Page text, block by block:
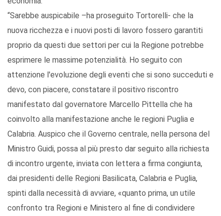
“Sarebbe auspicabile –ha proseguito Tortorelli- che la
nuova ricchezza e i nuovi posti di lavoro fossero garantiti
proprio da questi due settori per cui la Regione potrebbe
esprimere le massime potenzialità. Ho seguito con
attenzione l'evoluzione degli eventi che si sono succeduti e
devo, con piacere, constatare il positivo riscontro
manifestato dal governatore Marcello Pittella che ha
coinvolto alla manifestazione anche le regioni Puglia e
Calabria. Auspico che il Governo centrale, nella persona del
Ministro Guidi, possa al più presto dar seguito alla richiesta
di incontro urgente, inviata con lettera a firma congiunta,
dai presidenti delle Regioni Basilicata, Calabria e Puglia,
spinti dalla necessità di avviare, «quanto prima, un utile
confronto tra Regioni e Ministero al fine di condividere